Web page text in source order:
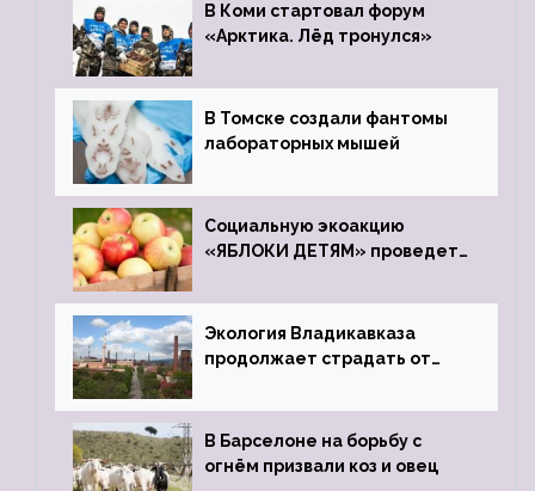
В Коми стартовал форум
«Арктика. Лёд тронулся»
В Томске создали фантомы
лабораторных мышей
Социальную экоакцию
«ЯБЛОКИ ДЕТЯМ» проведет
Экология Владикавказа
продолжает страдать от
В Барселоне на борьбу с
огнём призвали коз и овец